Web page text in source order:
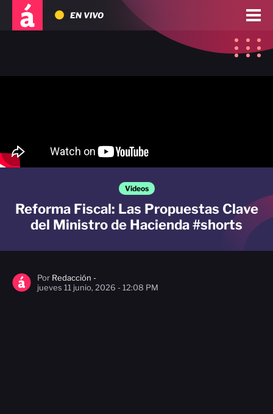
EN VIVO
Videos
Reforma Fiscal: Las Propuestas Clave
del Ministro de Hacienda #shorts
Por Redacción -
jueves 11 junio, 2026 - 12:08 PM